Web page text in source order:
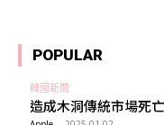
POPULAR
韓國新聞
造成木洞傳統市場死